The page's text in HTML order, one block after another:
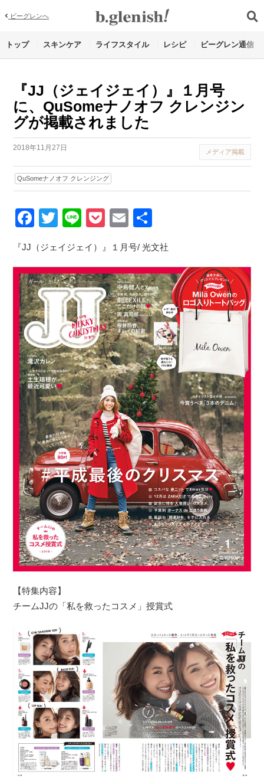
ビーグレンへ
トップ スキンケア ライフスタイル レシピ ビーグレン通信
『JJ（ジェイジェイ）』１月号
に、QuSomeナノオフ クレンジン
グが掲載されました
2018年11月27日 メディア掲載
QuSomeナノオフ クレンジング
Facebook
Twitter
LinePocket
Email
『JJ（ジェイジェイ）』１月号/ 光文社
【特集内容】
チームJJの「私を救ったコスメ」授賞式